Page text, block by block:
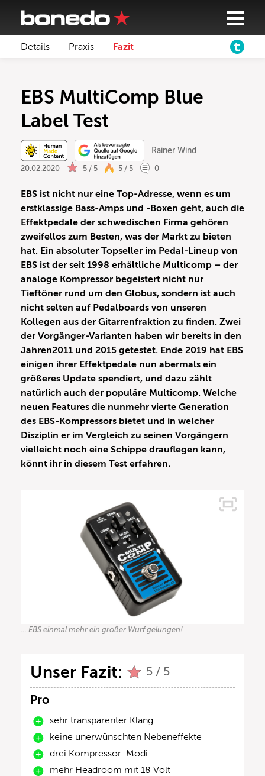
Details Praxis Fazit
EBS MultiComp Blue
Label Test
Rainer Wind
20.02.2020 5 / 5 5 / 5 0
EBS ist nicht nur eine Top-Adresse, wenn es um
erstklassige Bass-Amps und -Boxen geht, auch die
Effektpedale der schwedischen Firma gehören
zweifellos zum Besten, was der Markt zu bieten
hat. Ein absoluter Topseller im Pedal-Lineup von
EBS ist der seit 1998 erhältliche Multicomp – der
analoge Kompressor begeistert nicht nur
Tieftöner rund um den Globus, sondern ist auch
nicht selten auf Pedalboards von unseren
Kollegen aus der Gitarrenfraktion zu finden. Zwei
der Vorgänger-Varianten haben wir bereits in den
Jahren2011 und 2015 getestet. Ende 2019 hat EBS
einigen ihrer Effektpedale nun abermals ein
größeres Update spendiert, und dazu zählt
natürlich auch der populäre Multicomp. Welche
neuen Features die nunmehr vierte Generation
des EBS-Kompressors bietet und in welcher
Disziplin er im Vergleich zu seinen Vorgängern
vielleicht noch eine Schippe drauflegen kann,
könnt ihr in diesem Test erfahren.
… EBS einmal mehr ein großer Wurf gelungen!
Unser Fazit: 5 / 5
Pro
sehr transparenter Klang
keine unerwünschten Nebeneffekte
drei Kompressor-Modi
mehr Headroom mit 18 Volt